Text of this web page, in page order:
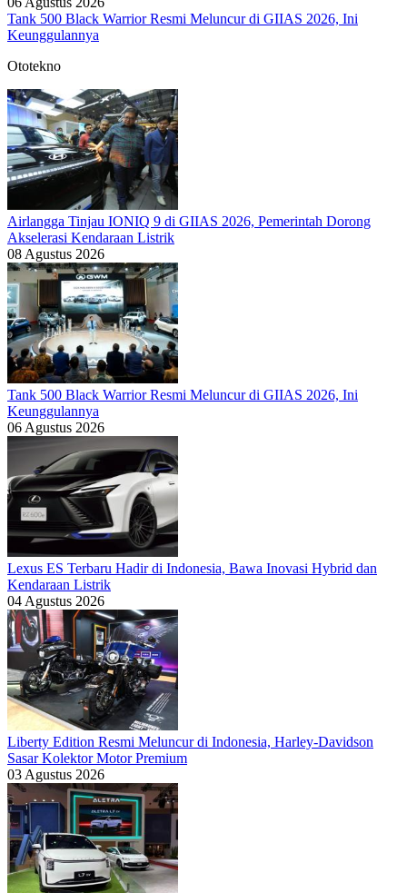
Tank 500 Black Warrior Resmi Meluncur di GIIAS 2026, Ini
Keunggulannya
Ototekno
Airlangga Tinjau IONIQ 9 di GIIAS 2026, Pemerintah Dorong
Akselerasi Kendaraan Listrik
08 Agustus 2026
Tank 500 Black Warrior Resmi Meluncur di GIIAS 2026, Ini
Keunggulannya
06 Agustus 2026
Lexus ES Terbaru Hadir di Indonesia, Bawa Inovasi Hybrid dan
Kendaraan Listrik
04 Agustus 2026
Liberty Edition Resmi Meluncur di Indonesia, Harley-Davidson
Sasar Kolektor Motor Premium
03 Agustus 2026